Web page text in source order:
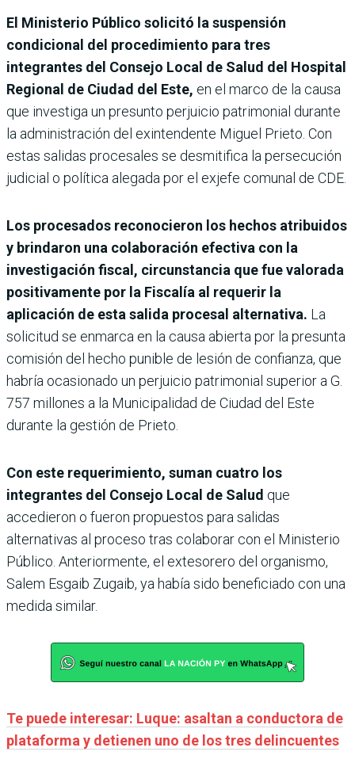
El Ministerio Público solicitó la suspensión
condicional del procedimiento para tres
integrantes del Consejo Local de Salud del Hospital
Regional de Ciudad del Este, en el marco de la causa
que investiga un presunto perjuicio patrimonial durante
la administración del exintendente Miguel Prieto. Con
estas salidas procesales se desmitifica la persecución
judicial o política alegada por el exjefe comunal de CDE.
Los procesados reconocieron los hechos atribuidos
y brindaron una colaboración efectiva con la
investigación fiscal, circunstancia que fue valorada
positivamente por la Fiscalía al requerir la
aplicación de esta salida procesal alternativa. La
solicitud se enmarca en la causa abierta por la presunta
comisión del hecho punible de lesión de confianza, que
habría ocasionado un perjuicio patrimonial superior a G.
757 millones a la Municipalidad de Ciudad del Este
durante la gestión de Prieto.
Con este requerimiento, suman cuatro los
integrantes del Consejo Local de Salud que
accedieron o fueron propuestos para salidas
alternativas al proceso tras colaborar con el Ministerio
Público. Anteriormente, el extesorero del organismo,
Salem Esgaib Zugaib, ya había sido beneficiado con una
medida similar.
Te puede interesar: Luque: asaltan a conductora de
plataforma y detienen uno de los tres delincuentes